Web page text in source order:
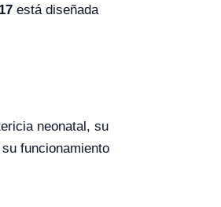
está diseñada
neonatal, su
funcionamiento